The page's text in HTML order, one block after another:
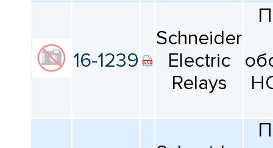
16-1239
Schneider
Electric
Relays